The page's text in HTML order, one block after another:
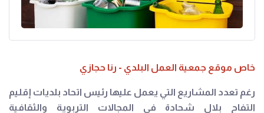
خاص موقع جمعية العمل البلدي - رنا حجازي
رغم تعدد المشاريع التي يعمل عليها رئيس اتحاد بلديات إقليم
التفاح بلال شحادة في المجالات التربوية والثقافية